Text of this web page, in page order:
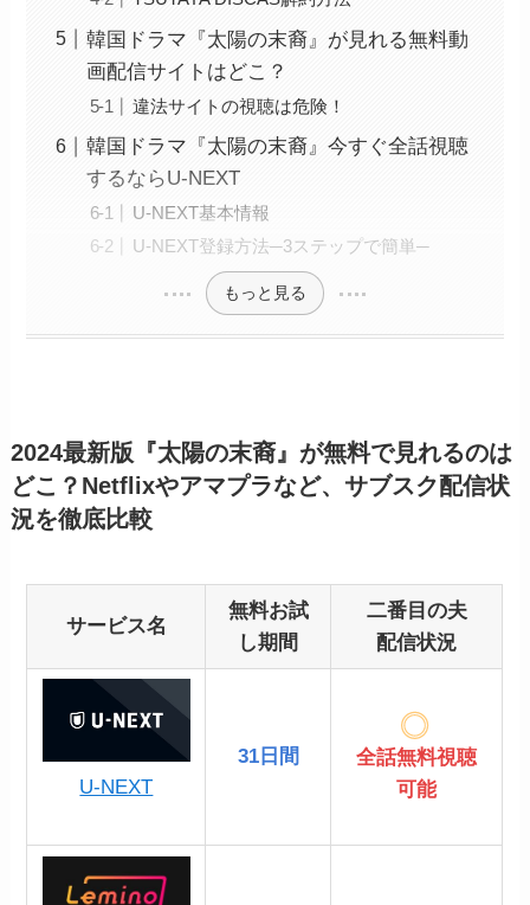
韓国ドラマ『太陽の末裔』が見れる無料動
画配信サイトはどこ？
違法サイトの視聴は危険！
韓国ドラマ『太陽の末裔』今すぐ全話視聴
するならU-NEXT
U-NEXT基本情報
U-NEXT登録方法─3ステップで簡単─
もっと見る
2024最新版『太陽の末裔』が無料で見れるのは
どこ？Netflixやアマプラなど、サブスク配信状
況を徹底比較
サービス名
無料お試
し期間
二番目の夫
配信状況
U-NEXT
31日間
全話無料視聴
可能